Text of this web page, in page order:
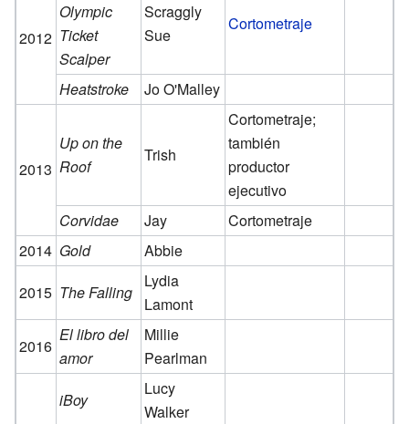
2012
Olympic
Ticket
Scalper
Scraggly
Sue
Cortometraje
Heatstroke Jo O'Malley
2013
Up on the
Roof
Trish
Cortometraje;
también
productor
ejecutivo
Corvidae
Jay
Cortometraje
2014 Gold
Abbie
2015 The Falling
Lydia
Lamont
2016
El libro del
amor
Millie
Pearlman
iBoy
Lucy
Walker